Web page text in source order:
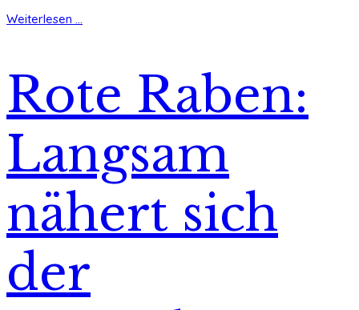
Weiterlesen ...
Rote Raben:
Langsam
nähert sich
der